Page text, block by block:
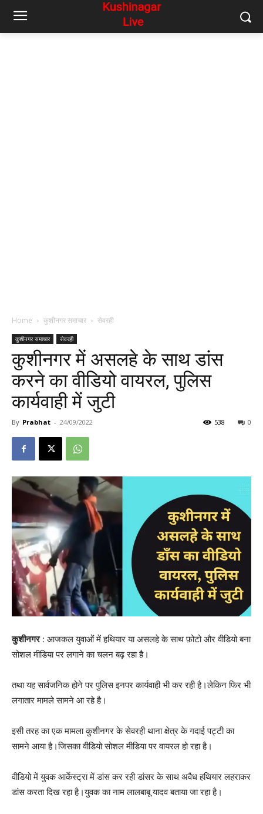
Home कुशीनगर समाचार सेवरही
कुशीनगर समाचार सेवरही
कुशीनगर में असलहे के साथ डांस
करने का वीडियो वायरल, पुलिस
कार्यवाही में जुटी
By Prabhat - 24/09/2022 0
538
कुशीनगर: आजकल युवाओं में हथियार या असलहे के साथ फ़ोटो और वीडियो बना
सोशल मीडिया पर लगाने का चलन बढ़ रहा है।
तथा यह सार्वजनिक होने पर पुलिस इनपर कार्यवाही भी कर रही है।लेकिन फिर भी
लगातार मामले सामने आ रहे है।
इसी तरह का एक मामला कुशीनगर के सेवरही थाना क्षेत्र के गदाई पट्टी का
सामने आया है।जिसका वीडियो सोशल मीडिया पर वायरल हो रहा है।
वीडियो में युवक आर्केस्ट्रा में डांस कर रही डांसर के साथ अवैध हथियार लहराकर
डांस करता दिख रहा है।युवक का नाम लालबाबू यादव बताया जा रहा है।